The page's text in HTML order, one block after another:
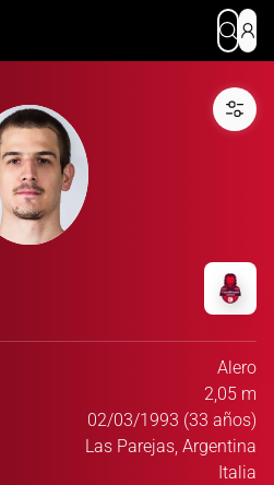
Alero
2,05 m
02/03/1993 (33 años)
Las Parejas, Argentina
Italia